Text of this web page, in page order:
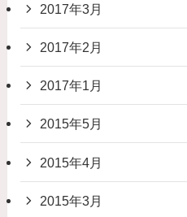
2017年3月
2017年2月
2017年1月
2015年5月
2015年4月
2015年3月